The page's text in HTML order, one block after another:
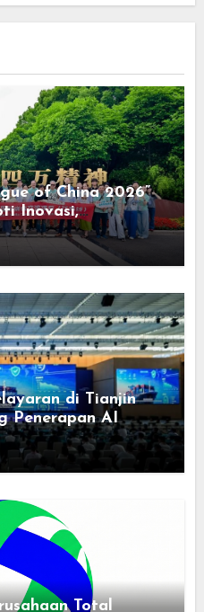
of China 2026”
Inovasi,
di Tianjin
Penerapan AI
Total